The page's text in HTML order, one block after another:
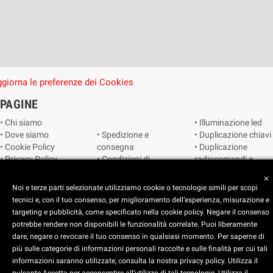
le preferenze dei Cookies
PAGINE
• Chi siamo
• Dove siamo
• Cookie Policy
• Privacy Policy
preferenze dei
cookie
• Spedizione e
consegna
• Condizioni di
• Catalogo
• Illuminazione led
• Duplicazione chiavi
• Duplicazione
radiocomandi e
• Smart home
• Video sorveglianza
Copyright © 2025 CEART | Negozio di elettronica Torino
C.E.A.R.T. Elettronica
close
Noi e terze parti selezionate utilizziamo cookie o tecnologie simili per scopi
tecnici e, con il tuo consenso, per miglioramento dell’esperienza, misurazione e
targeting e pubblicità, come specificato nella cookie policy. Negare il consenso
potrebbe rendere non disponibili le funzionalità correlate. Puoi liberamente
dare, negare o revocare il tuo consenso in qualsiasi momento. Per saperne di
più sulle categorie di informazioni personali raccolte e sulle finalità per cui tali
informazioni saranno utilizzate, consulta la nostra privacy policy. Utilizza il